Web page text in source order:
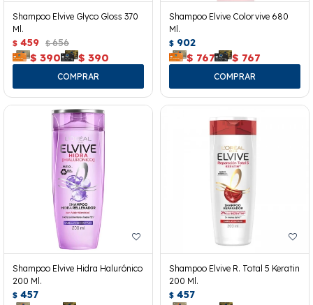
Shampoo Elvive Glyco Gloss 370
Ml.
$ 459 $ 656
$ 390 $ 390
Shampoo Elvive Colorvive 680
Ml.
$ 902
$ 767 $ 767
Shampoo Elvive Hidra Halurónico
200 Ml.
$ 457
Shampoo Elvive R. Total 5 Keratin
200 Ml.
$ 457